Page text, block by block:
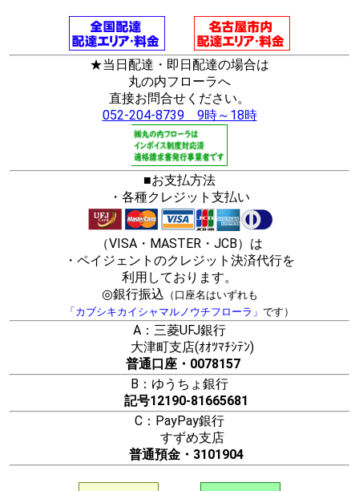
★当日配達・即日配達の場合は
丸の内フローラへ
直接お問合せください。
052-204-8739 9時～18時
■お支払方法
・各種クレジット支払い
（VISA・MASTER・JCB）は
・ペイジェントのクレジット決済代行を
利用しております。
◎銀行振込 （口座名はいずれも
「カブシキカイシャマルノウチフローラ」 です）
A：三菱UFJ銀行
大津町支店(ｵｵﾂﾏﾁｼﾃﾝ)
普通口座・0078157
B：ゆうちょ銀行
記号12190-81665681
C：PayPay銀行
すずめ支店
普通預金・3101904